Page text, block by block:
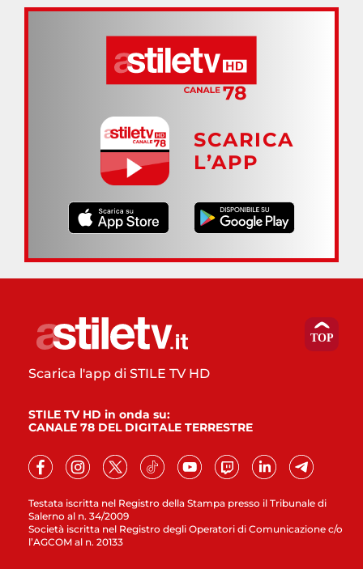
SCARICA
L’APP
Testata iscritta nel Registro della Stampa presso il Tribunale di
Salerno al n. 34/2009
Società iscritta nel Registro degli Operatori di Comunicazione c/o
l’AGCOM al n. 20133
Scarica l'app di STILE TV HD
STILE TV HD in onda su:
CANALE 78 DEL DIGITALE TERRESTRE